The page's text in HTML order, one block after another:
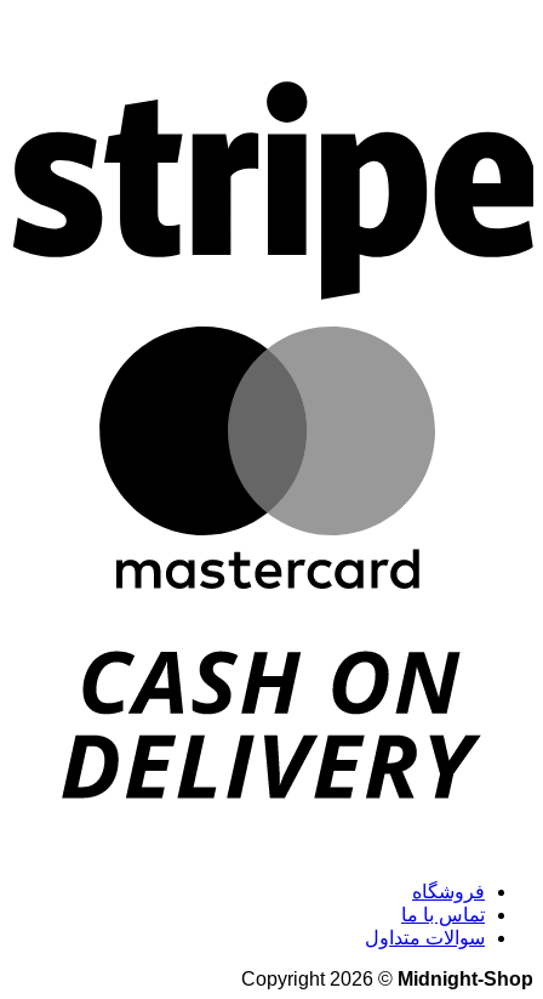
فروشگاه
تماس با ما
سوالات متداول
Copyright 2026 © Midnight-Shop